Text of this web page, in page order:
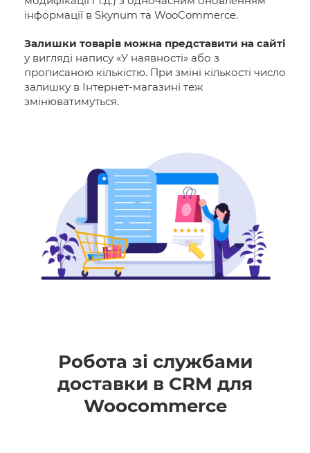
інформації в Skynum та WooCommerce.
Залишки товарів можна представити на сайті
у вигляді напису «У наявності» або з
прописаною кількістю. При зміні кількості число
залишку в Інтернет-магазині теж
змінюватимуться.
Робота зі службами
доставки в CRM для
Woocommerce